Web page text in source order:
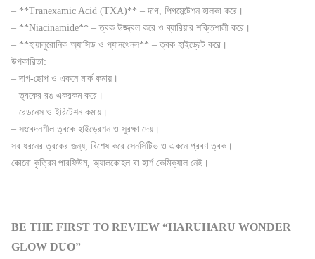
– **Tranexamic Acid (TXA)** – দাগ, পিগমেন্টেশন হালকা করে।
– **Niacinamide** – ত্বক উজ্জ্বল করে ও ব্যারিয়ার শক্তিশালী করে।
– **হায়ালুরোনিক অ্যাসিড ও প্যানথেনল** – ত্বক হাইড্রেট করে।
উপকারিতা:
– দাগ-ছোপ ও একনে মার্ক কমায়।
– ত্বকের রঙ একরকম করে।
– রেডনেস ও ইরিটেশন কমায়।
– সংবেদনশীল ত্বকে হাইড্রেশন ও সুরক্ষা দেয়।
সব ধরনের ত্বকের জন্য, বিশেষ করে সেনসিটিভ ও একনে প্রবণ ত্বক।
কোনো কৃত্রিম পারফিউম, অ্যালকোহল বা হার্শ কেমিক্যাল নেই।
BE THE FIRST TO REVIEW “HARUHARU WONDER
GLOW DUO”